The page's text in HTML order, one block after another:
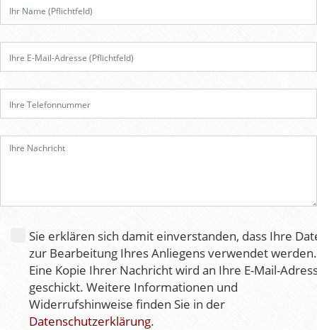
t
t
l
a
Sie erklären sich damit einverstanden, dass Ihre
zur Bearbeitung Ihres Anliegens verwendet werden.
Eine Kopie Ihrer Nachricht wird an Ihre E-Mail-
geschickt. Weitere Informationen und
Widerrufshinweise finden Sie in der
Datenschutzerklärung.